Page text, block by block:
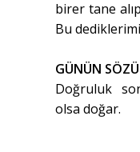
birer tane
Bu
GÜNÜN SÖZÜ
Doğruluk
olsa doğar.